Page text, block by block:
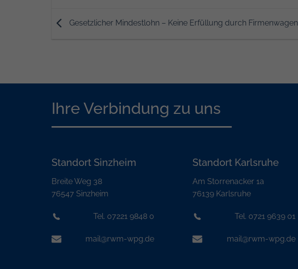
Gesetzlicher Mindestlohn – Keine Erfüllung durch Firmenwagen
Ihre Verbindung zu uns
Standort Sinzheim
Breite Weg 38
76547 Sinzheim
Tel. 07221 9848 0
mail@rwm-wpg.de
Standort Karlsruhe
Am Storrenacker 1a
76139 Karlsruhe
Tel. 0721 9639 01
mail@rwm-wpg.de